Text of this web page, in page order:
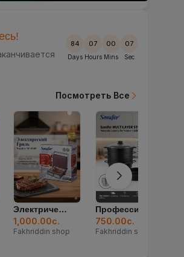
84
Days
07
Hours
00
Mins
04
Sec
Посмотреть Все
Электрический Грил...
1,000.00с.
Fakhriddin shop
750.00с.
Fakhriddin shop